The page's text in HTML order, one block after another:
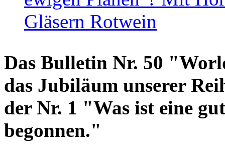
Gläsern Rotwein
Das Bulletin Nr. 50
das Jubiläum unserer
der Nr. 1 "Was ist eine
begonnen."